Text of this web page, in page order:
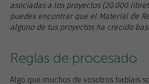
asociadas a los proyectos (20.000
puedes encontrar que el Material de
alguno de tus proyectos ha crecido
Reglas de procesado
Algo que muchos de vosotros habíais